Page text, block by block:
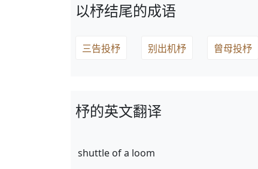
以杼结尾的成语
三告投杼 别出机杼 曾母投杼
杼的英文翻译
shuttle of a loom